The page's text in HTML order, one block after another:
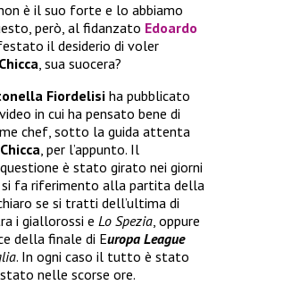
è il suo forte e lo abbiamo
però, al fidanzato Edoardo
il desiderio di voler
Chicca, sua suocera?
Fiordelisiha pubblicato
in cui ha pensato bene di
chef, sotto la guida attenta
Chicca, per l’appunto. Il
è stato girato nei giorni
si fa riferimento alla partita della
se si tratti dell’ultima di
i giallorossi e Lo Spezia, oppure
della finale di Europa League
. In ogni caso il tutto è stato
nelle scorse ore.